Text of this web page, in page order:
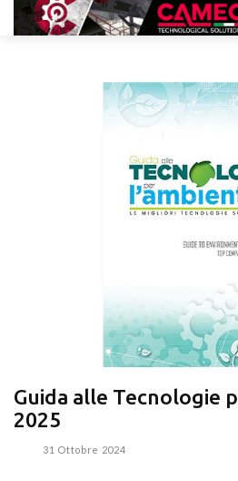
Guida alle Tecnologie
2025
31 Ottobre 2024